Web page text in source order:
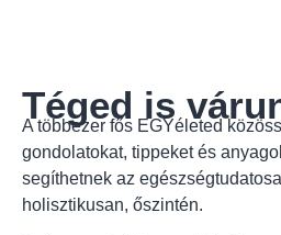
Téged is
A többezer fős EGYéleted
gondolatokat, tippeket és
segíthetnek az
holisztikusan, őszintén.